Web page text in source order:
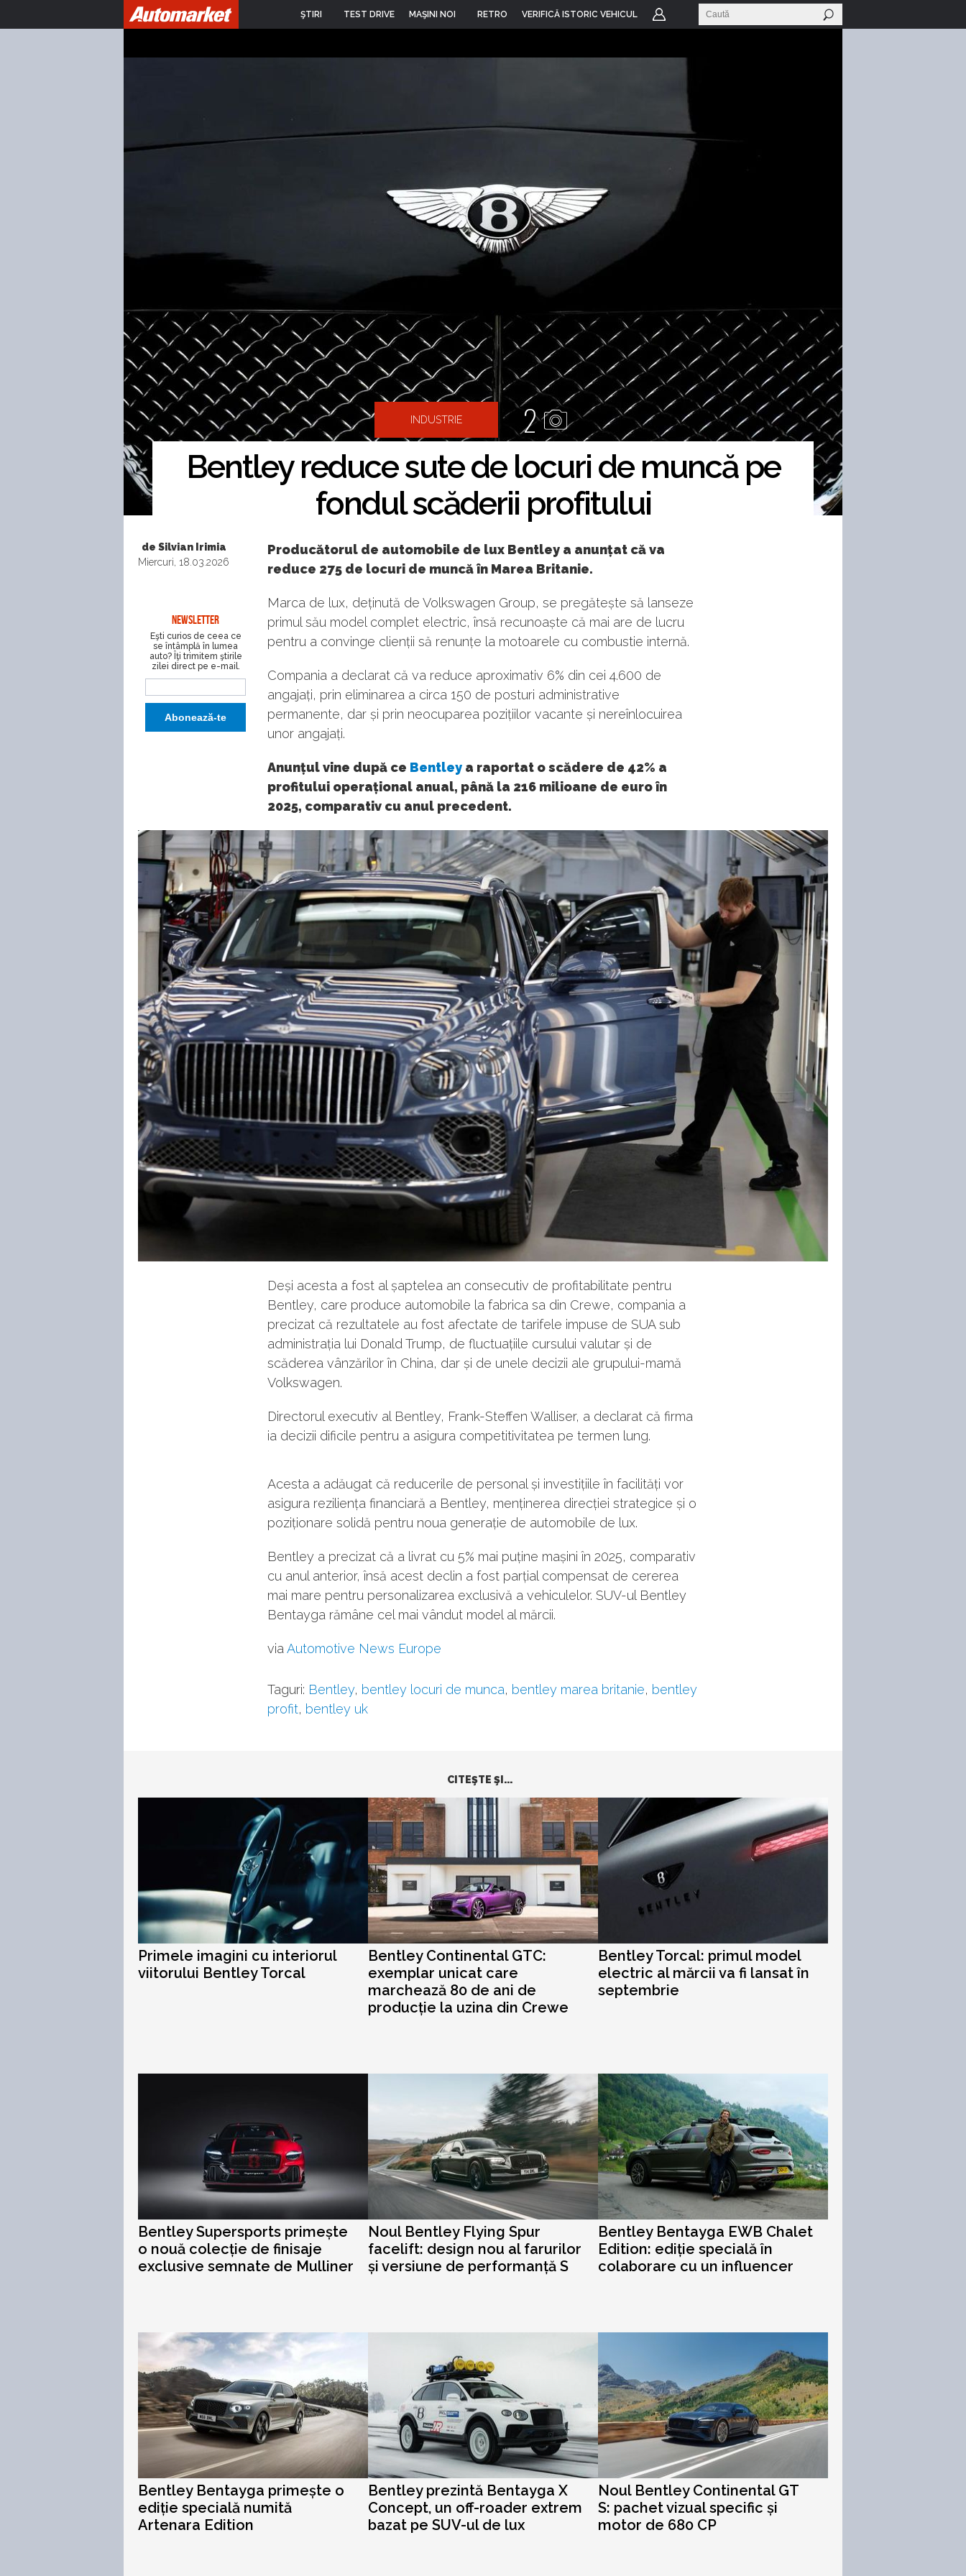
ŞTIRI TEST DRIVE MAŞINI NOI RETRO VERIFICĂ ISTORIC VEHICUL
INDUSTRIE 2
Bentley reduce sute de locuri de muncă pe
fondul scăderii profitului
de Silvian Irimia
Miercuri, 18.03.2026
NEWSLETTER
Eşti curios de ceea ce
se întâmplă în lumea
auto? Îţi trimitem ştirile
zilei direct pe e-mail.
Producătorul de automobile de lux Bentley a anunțat că va
reduce 275 de locuri de muncă în Marea Britanie.
Marca de lux, deținută de Volkswagen Group, se pregătește să lanseze
primul său model complet electric, însă recunoaște că mai are de lucru
pentru a convinge clienții să renunțe la motoarele cu combustie internă.
Compania a declarat că va reduce aproximativ 6% din cei 4.600 de
angajați, prin eliminarea a circa 150 de posturi administrative
permanente, dar și prin neocuparea pozițiilor vacante și nereînlocuirea
unor angajați.
Anunțul vine după ce Bentley a raportat o scădere de 42% a
profitului operațional anual, până la 216 milioane de euro în
2025, comparativ cu anul precedent.
Deși acesta a fost al șaptelea an consecutiv de profitabilitate pentru
Bentley, care produce automobile la fabrica sa din Crewe, compania a
precizat că rezultatele au fost afectate de tarifele impuse de SUA sub
administrația lui Donald Trump, de fluctuațiile cursului valutar și de
scăderea vânzărilor în China, dar și de unele decizii ale grupului-mamă
Volkswagen.
Directorul executiv al Bentley, Frank-Steffen Walliser, a declarat că firma
ia decizii dificile pentru a asigura competitivitatea pe termen lung.
Acesta a adăugat că reducerile de personal și investițiile în facilități vor
asigura reziliența financiară a Bentley, menținerea direcției strategice și o
poziționare solidă pentru noua generație de automobile de lux.
Bentley a precizat că a livrat cu 5% mai puține mașini în 2025, comparativ
cu anul anterior, însă acest declin a fost parțial compensat de cererea
mai mare pentru personalizarea exclusivă a vehiculelor. SUV-ul Bentley
Bentayga rămâne cel mai vândut model al mărcii.
via Automotive News Europe
Taguri: Bentley, bentley locuri de munca, bentley marea britanie, bentley
profit, bentley uk
CITEŞTE ŞI...
Primele imagini cu interiorul
viitorului Bentley Torcal
Bentley Continental GTC:
exemplar unicat care
marchează 80 de ani de
producție la uzina din Crewe
Bentley Torcal: primul model
electric al mărcii va fi lansat în
septembrie
Bentley Supersports primește
o nouă colecție de finisaje
exclusive semnate de Mulliner
Noul Bentley Flying Spur
facelift: design nou al farurilor
și versiune de performanță S
Bentley Bentayga EWB Chalet
Edition: ediție specială în
colaborare cu un influencer
Bentley Bentayga primește o
ediție specială numită
Artenara Edition
Bentley prezintă Bentayga X
Concept, un off-roader extrem
bazat pe SUV-ul de lux
Noul Bentley Continental GT
S: pachet vizual specific și
motor de 680 CP